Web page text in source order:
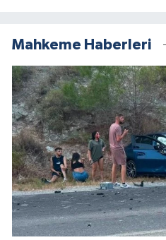
Mahkeme Haberleri